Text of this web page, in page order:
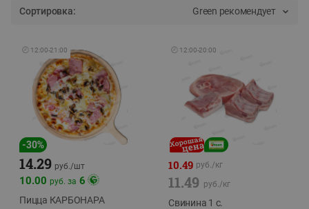
Сортировка: Green рекомендует
🕘 12:00-21:00
-30%
14.29 руб./шт
10.00 руб. за 6
Пицца КАРБОНАРА
🕘 12:00-20:00
10.49 руб./кг
11.49 руб./кг
Свинина 1 с.